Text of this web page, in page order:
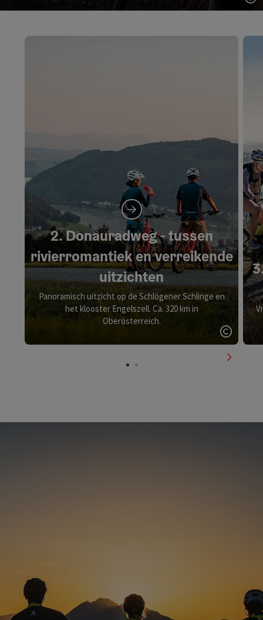
2. Donauradweg - tussen
rivierromantiek en verreikende
uitzichten
Panoramisch uitzicht op de Schlögener Schlinge en
het klooster Engelszell. Ca. 320 km in
Oberösterreich.
Start